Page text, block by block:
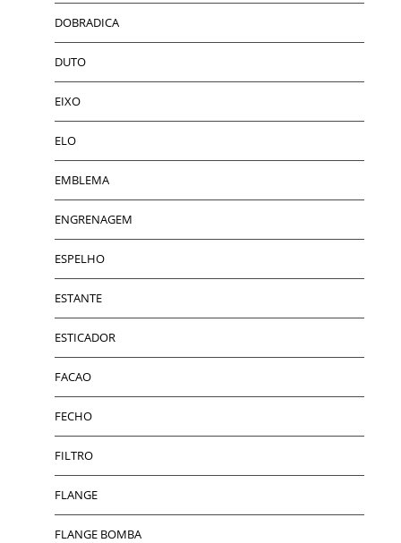
DOBRADICA
DUTO
EIXO
ELO
EMBLEMA
ENGRENAGEM
ESPELHO
ESTANTE
ESTICADOR
FACAO
FECHO
FILTRO
FLANGE
FLANGE BOMBA